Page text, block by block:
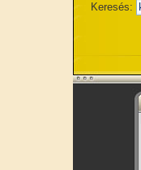
Keresés: